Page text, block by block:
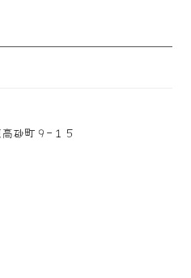
砂町９−１５